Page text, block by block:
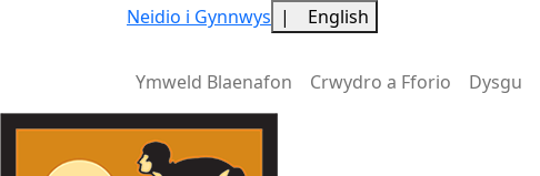
Neidio i Gynnwys | English
Ymweld Blaenafon Crwydro a Fforio Dysgu